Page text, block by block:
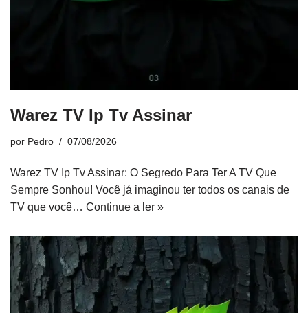
Warez TV Ip Tv Assinar
por Pedro 07/08/2026
Warez TV Ip Tv Assinar: O Segredo Para Ter A TV Que
Sempre Sonhou! Você já imaginou ter todos os canais de
TV que você… Continue a ler »